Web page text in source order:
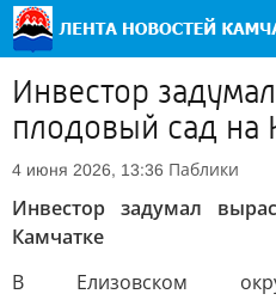
Инвестор
плодовый сад на
4 июня 2026, 13:36 Паблики
Инвестор задумал
Камчатке
В Елизовском